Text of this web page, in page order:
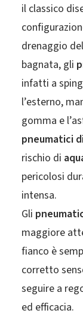
il classico
drenaggio
bagnata, gli
infatti a
l’esterno,
gomma e
pneumatici
rischio di
pericolosi
intensa.
Gli
maggiore
fianco è
corretto
seguire a
ed efficacia.